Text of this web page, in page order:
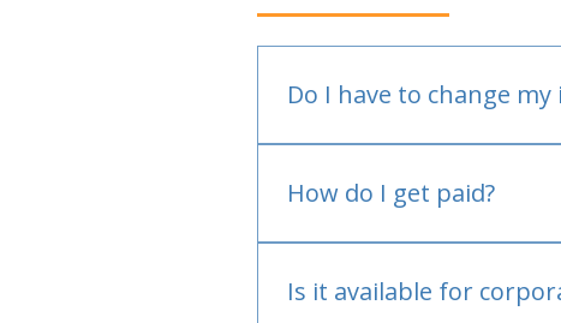
Do I have to change
How do I get paid?
Is it available for